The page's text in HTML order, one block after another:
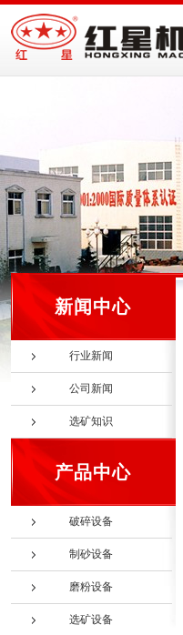
新闻中心
行业新闻
公司新闻
选矿知识
产品中心
破碎设备
制砂设备
磨粉设备
选矿设备